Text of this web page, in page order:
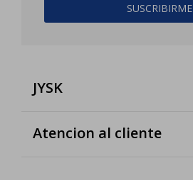
SUSCRIBIRME
JYSK
Atencion al cliente